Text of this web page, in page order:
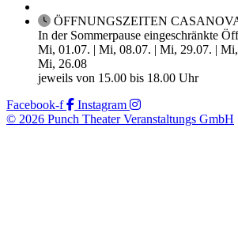
ÖFFNUNGSZEITEN
In der Sommerpause eingeschränkte
Mi, 01.07. | Mi, 08.07. | Mi, 29.07. |
Mi, 26.08
jeweils von 15.00 bis 18.00 Uhr
Facebook-f
Instagram
© 2026 Punch Theater Veranstaltungs GmbH